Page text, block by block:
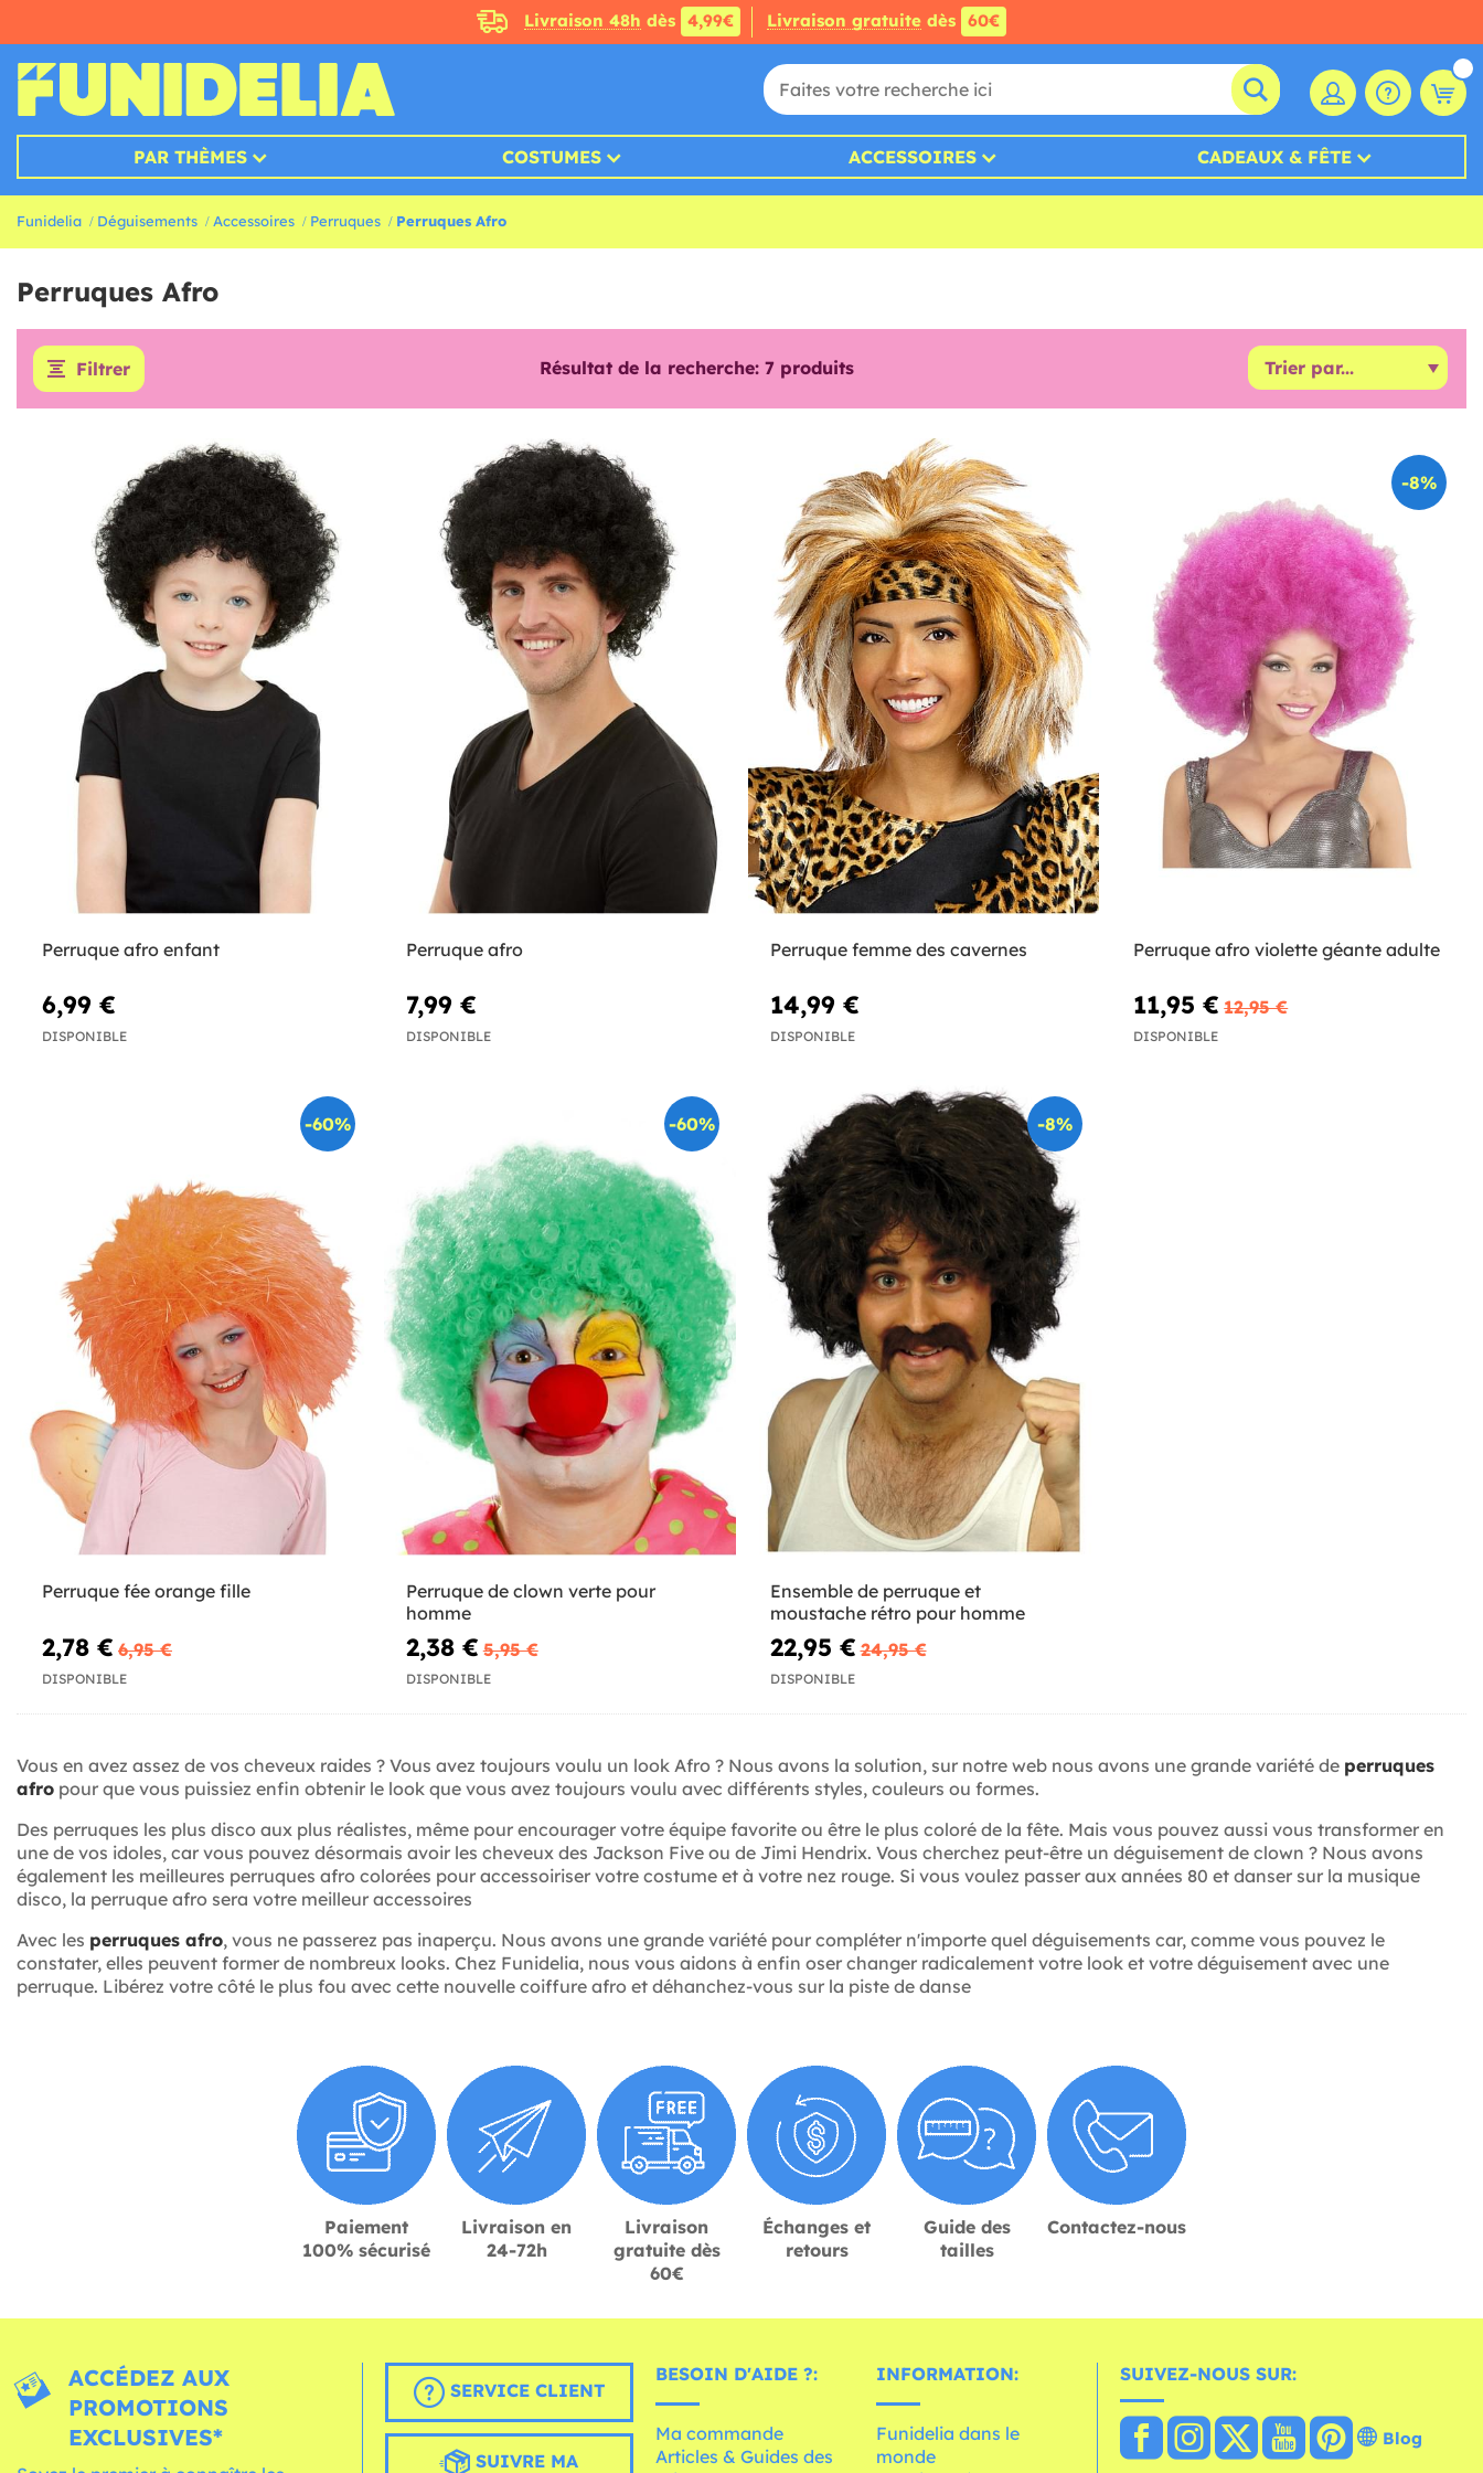
Livraison 48h dès 4,99€ Livraison gratuite dès 60€
PAR THÈMES COSTUMES ACCESSOIRES CADEAUX & FÊTE
Funidelia Déguisements Accessoires Perruques Perruques Afro
Perruques Afro
Filtrer Résultat de la recherche: 7produits
Perruque afro enfant
6,99 €
DISPONIBLE
Perruque afro
7,99 €
DISPONIBLE
Perruque femme des cavernes
14,99 €
DISPONIBLE
-8%
Perruque afro violette géante adulte
11,95 € 12,95 €
DISPONIBLE
-60%
Perruque fée orange fille
2,78 € 6,95 €
DISPONIBLE
-60%
Perruque de clown verte pour
homme
2,38 € 5,95 €
DISPONIBLE
-8%
Ensemble de perruque et
moustache rétro pour homme
22,95 € 24,95 €
DISPONIBLE
Vous en avez assez de vos cheveux raides ? Vous avez toujours voulu un look Afro ? Nous avons la solution, sur notre web nous avons une grande variété de perruques
afro pour que vous puissiez enfin obtenir le look que vous avez toujours voulu avec différents styles, couleurs ou formes.
Des perruques les plus disco aux plus réalistes, même pour encourager votre équipe favorite ou être le plus coloré de la fête. Mais vous pouvez aussi vous transformer en
une de vos idoles, car vous pouvez désormais avoir les cheveux des Jackson Five ou de Jimi Hendrix. Vous cherchez peut-être un déguisement de clown ? Nous avons
également les meilleures perruques afro colorées pour accessoiriser votre costume et à votre nez rouge. Si vous voulez passer aux années 80 et danser sur la musique
disco, la perruque afro sera votre meilleur accessoires
Avec les perruques afro, vous ne passerez pas inaperçu. Nous avons une grande variété pour compléter n'importe quel déguisements car, comme vous pouvez le
constater, elles peuvent former de nombreux looks. Chez Funidelia, nous vous aidons à enfin oser changer radicalement votre look et votre déguisement avec une
perruque. Libérez votre côté le plus fou avec cette nouvelle coiffure afro et déhanchez-vous sur la piste de danse
Paiement
100% sécurisé
Livraison en
24-72h
Livraison
gratuite dès
60€
Échanges et
retours
Guide des
tailles
Contactez-nous
ACCÉDEZ AUX
PROMOTIONS
EXCLUSIVES*
SERVICE CLIENT
SUIVRE MA
BESOIN D'AIDE ?:
Ma commande
Articles & Guides des
INFORMATION:
Funidelia dans le
monde
SUIVEZ-NOUS SUR:
Blog